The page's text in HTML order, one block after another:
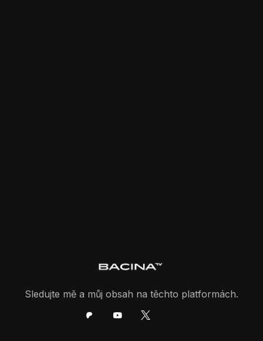
Sledujte mě a můj obsah na těchto platformách.